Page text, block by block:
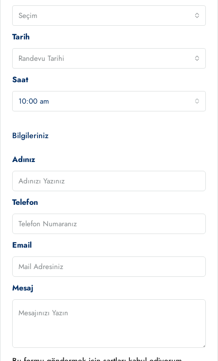
Seçim
Tarih
Randevu Tarihi
Saat
10:00 am
Bilgileriniz
Adınız
Telefon
Email
Mesaj